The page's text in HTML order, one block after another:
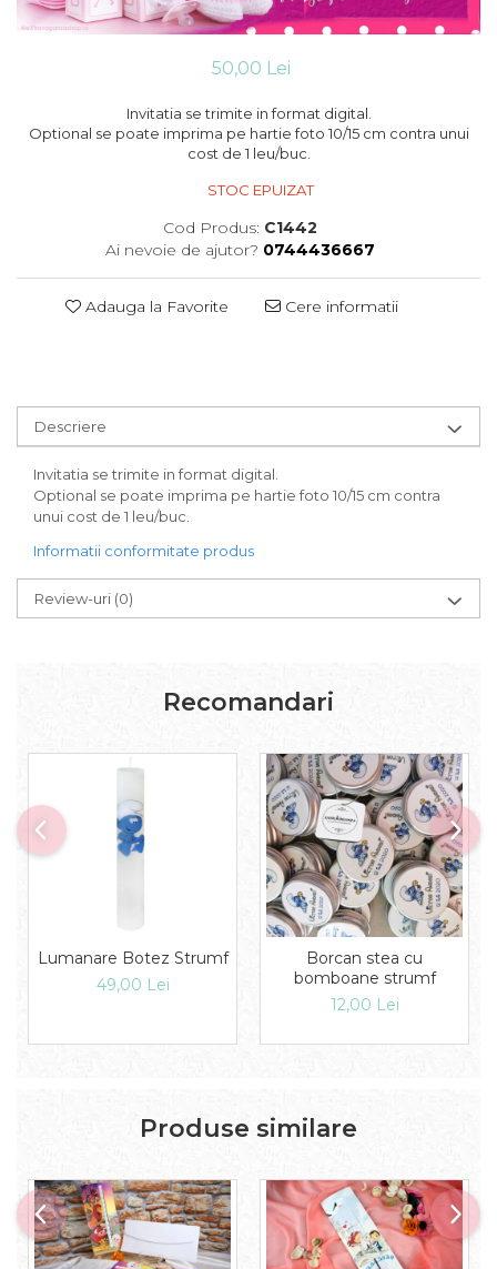
Pungi si cutii prajituri
Sticle si borcane
Cutii flori de hartie
Cutii flori de sapun
Aranjamente tematice
2025 Craciun
2022 Crăciun
2023 Crăciun
8 Martie
HOME & OFFICE Deco
50,00 Lei
Invitatia se trimite in format digital.
Optional se poate imprima pe hartie foto 10/15 cm contra unui
cost de 1 leu/buc.
STOC EPUIZAT
Cod Produs: C1442
Ai nevoie de ajutor? 0744436667
Adauga la Favorite Cere informatii
Descriere
Invitatia se trimite in format digital.
Optional se poate imprima pe hartie foto 10/15 cm contra
unui cost de 1 leu/buc.
Informatii conformitate produs
Review-uri (0)
Recomandari
Lumanare Botez Strumf
49,00 Lei
Borcan stea cu
bomboane strumf
12,00 Lei
Produse similare